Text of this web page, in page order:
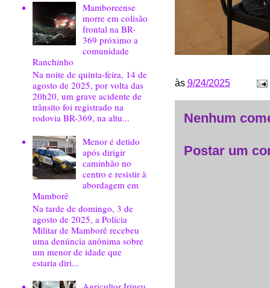
às 9/24/2025
Nenhum
Postar um
Mamboreense
morre em colisão
frontal na BR-
369 próximo a
comunidade
Ranchinho
Na noite de quinta-feira, 14 de
agosto de 2025, por volta das
20h20, um grave acidente de
trânsito foi registrado na
rodovia BR-369, na altu...
Menor é detido
após dirigir
caminhão no
centro e resistir à
abordagem em
Mamborê
Na tarde de domingo, 3 de
agosto de 2025, a Polícia
Militar de Mamborê recebeu
uma denúncia anônima sobre
um menor de idade que
estaria diri...